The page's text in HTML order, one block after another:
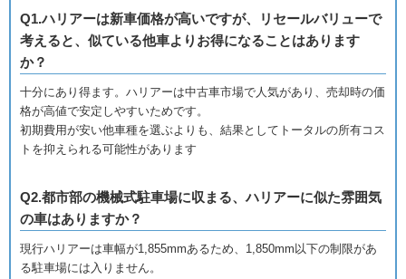
Q1.ハリアーは新車価格が高いですが、リセールバリューで
考えると、似ている他車よりお得になることはあります
か？
十分にあり得ます。ハリアーは中古車市場で人気があり、売却時の価
格が高値で安定しやすいためです。
初期費用が安い他車種を選ぶよりも、結果としてトータルの所有コス
トを抑えられる可能性があります
Q2.都市部の機械式駐車場に収まる、ハリアーに似た雰囲気
の車はありますか？
現行ハリアーは車幅が1,855mmあるため、1,850mm以下の制限があ
る駐車場には入りません。